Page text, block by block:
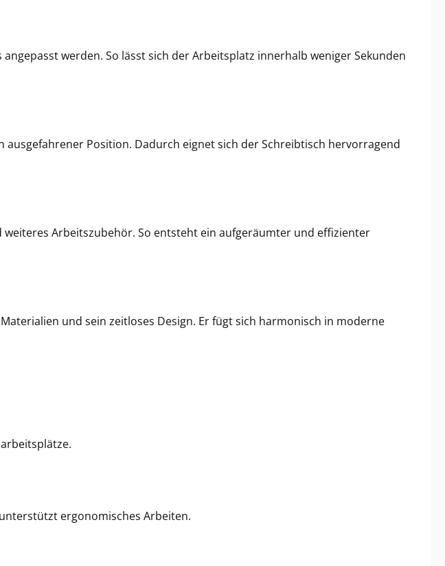
werden. So lässt sich der Arbeitsplatz innerhalb weniger Sekunden
Position. Dadurch eignet sich der Schreibtisch hervorragend
Arbeitszubehör. So entsteht ein aufgeräumter und effizienter
und sein zeitloses Design. Er fügt sich harmonisch in moderne
ergonomisches Arbeiten.